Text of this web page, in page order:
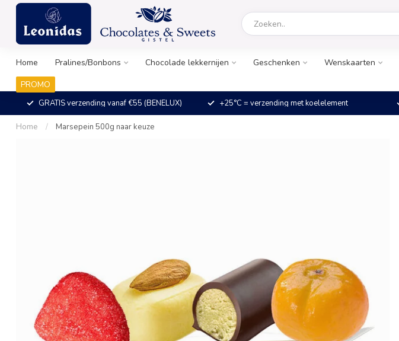
Home Pralines/Bonbons Chocolade lekkernijen Geschenken Wenskaarten
PROMO
GRATIS verzending vanaf €55 (BENELUX) +25°C = verzending met koelelement
Home / Marsepein 500g naar keuze